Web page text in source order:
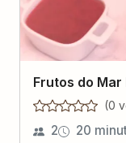
Frutos do Mar
(0
2 20